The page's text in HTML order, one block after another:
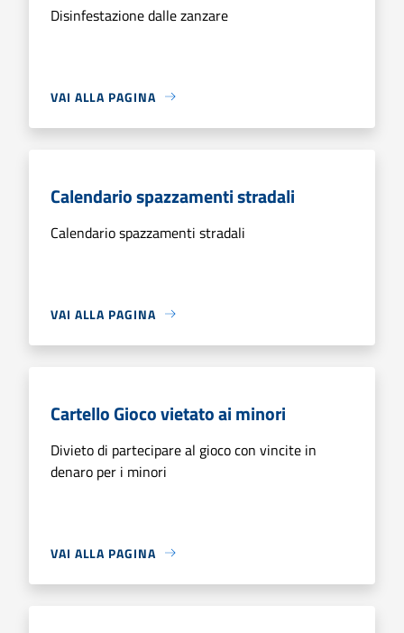
Disinfestazione dalle zanzare
VAI ALLA PAGINA
Calendario spazzamenti stradali
Calendario spazzamenti stradali
VAI ALLA PAGINA
Cartello Gioco vietato ai minori
Divieto di partecipare al gioco con vincite in
denaro per i minori
VAI ALLA PAGINA